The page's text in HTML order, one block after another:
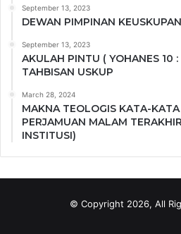
September 13, 2023
DEWAN PIMPINAN KEUSKUPAN
September 13, 2023
AKULAH PINTU ( YOHANES 10
TAHBISAN USKUP
March 28, 2024
MAKNA TEOLOGIS KATA-
PERJAMUAN MALAM
INSTITUSI)
© Copyright 2026, All